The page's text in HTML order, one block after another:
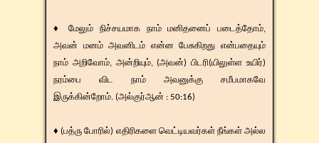
♦ மேலும் நிச்சயமாக நாம் மனிதனைப் படைத்தோம்,
அவன் மனம் அவனிடம் என்ன பேசுகிறது என்பதையும்
நாம் அறிவோம், அன்றியும், (அவன்) பிடரி(யிலுள்ள உயிர்)
நரம்பை விட நாம் அவனுக்கு சமீபமாகவே
இருக்கின்றோம். (அல்குர்ஆன் : 50:16)
♦ (பத்ரு போரில்) எதிரிகளை வெட்டியவர்கள் நீங்கள் அல்ல